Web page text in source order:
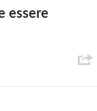
essere